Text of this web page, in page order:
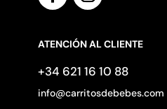
ATENCIÓN AL CLIENTE
+34 621 16 10 88
info@carritosdebebes.com